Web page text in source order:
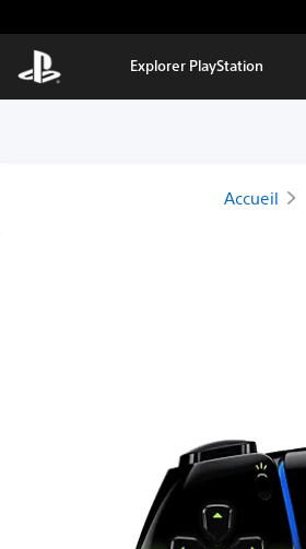
Explorer PlayStation
Accueil
DualSense®